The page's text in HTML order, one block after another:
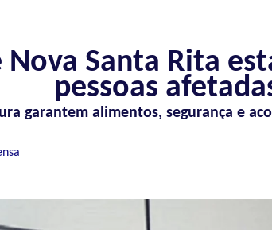
Nova Santa Rita
pessoas
garantem alimentos, segurança e